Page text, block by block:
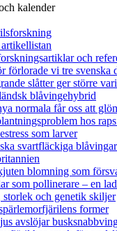
kalender
och
förlorade vi tre svenska
slåtter ger större
blåvingehybrid
normala får oss att
hos
som larver
svartfläckiga
blomning som
som pollinerare – en
storlek och genetik skiljer
former
avslöjar